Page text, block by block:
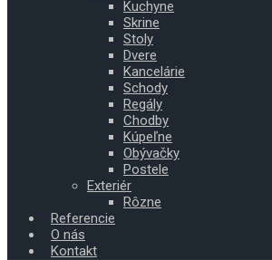
Kuchyne
Skrine
Stoly
Dvere
Kancelárie
Schody
Regály
Chodby
Kúpeľne
Obývačky
Postele
Exteriér
Rôzne
Referencie
O nás
Kontakt